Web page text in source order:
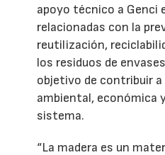
apoyo técnico a Genci
relacionadas con la
reutilización,
los residuos de
objetivo de contribuir
ambiental, económica
sistema.
“La madera es un